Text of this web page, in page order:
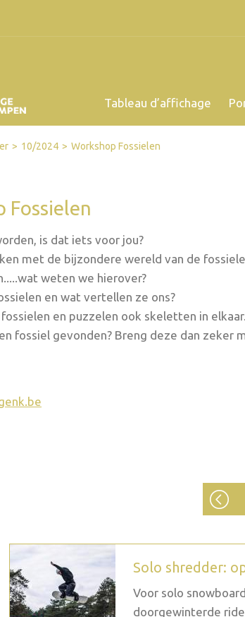
Tableau d’affichage
friendly version
10/2024 Workshop Fossielen
Fossielen
carte:
Maps
is dat iets voor jou?
met de bijzondere wereld van de
weten we hierover?
en wat vertellen ze ons?
en puzzelen ook skeletten in elkaar.
fossiel gevonden? Breng deze dan zeker
Solo shredder:
Voor solo
doorgewinterde